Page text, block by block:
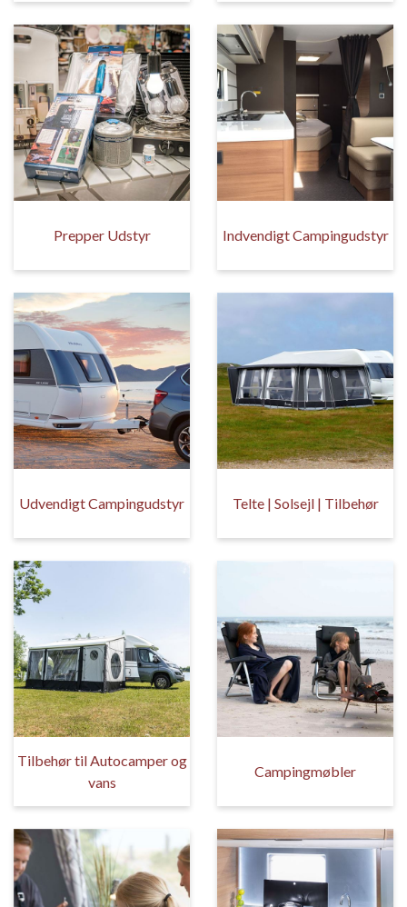
Prepper Udstyr Indvendigt Campingudstyr
Udvendigt Campingudstyr Telte | Solsejl | Tilbehør
Tilbehør til Autocamper og
vans
Campingmøbler